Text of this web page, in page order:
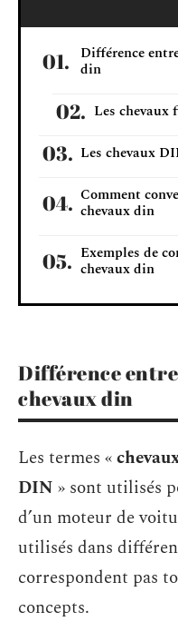
Différence
din
Les chevaux
Les chevaux
Comment
chevaux din
Exemples de
chevaux din
Différence
chevaux din
Les termes «
DIN » sont utilisés
d’un moteur de
utilisés dans
correspondent pas
concepts.